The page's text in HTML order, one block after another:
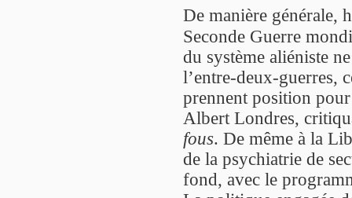
De manière générale,
Seconde Guerre
du système aliéniste
l’entre-deux-guerres,
prennent position
Albert Londres,
fous. De même à la
de la psychiatrie de
fond, avec le